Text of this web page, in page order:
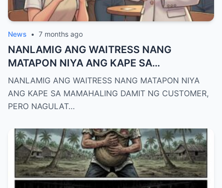
News • 7 months ago
NANLAMIG ANG WAITRESS NANG
MATAPON NIYA ANG KAPE SA
MAMAHALING DAMIT NG CUSTOMER,
PERO NAGULAT SIYA SA GULAT NANG
ABUTAN PA SIYA NITO NG MALAKING TIP
NANLAMIG ANG WAITRESS NANG MATAPON NIYA
ANG KAPE SA MAMAHALING DAMIT NG CUSTOMER,
PERO NAGULAT…